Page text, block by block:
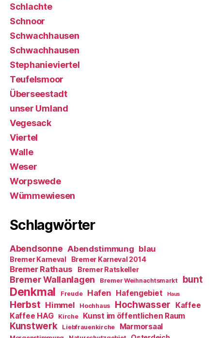
Schlachte
Schnoor
Schwachhausen
Schwachhausen
Stephanieviertel
Teufelsmoor
Überseestadt
unser Umland
Vegesack
Viertel
Walle
Weser
Worpswede
Wümmewiesen
Schlagwörter
Abendsonne Abendstimmung blau
Bremer Karneval Bremer Karneval 2014
Bremer Rathaus Bremer Ratskeller
Bremer Wallanlagen Bremer Weihnachtsmarkt bunt
Denkmal Freude Hafen Hafengebiet Haus
Herbst Himmel Hochhaus Hochwasser
Kaffee
Kaffee HAG
Kirche Kunst im öffentlichen Raum
Kunstwerk Liebfrauenkirche Marmorsaal